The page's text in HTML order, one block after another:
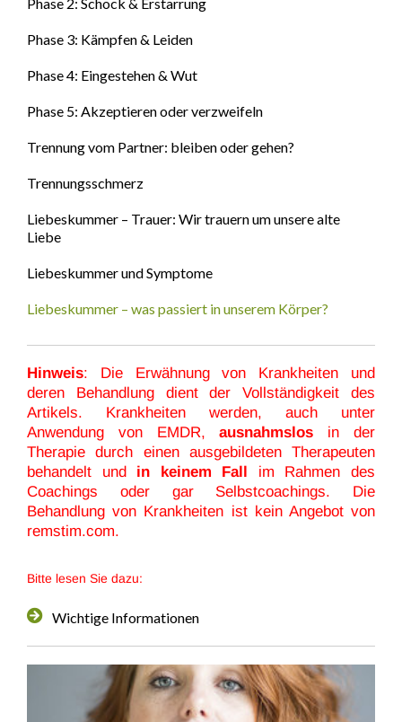
Phase 3: Kämpfen & Leiden
Phase 4: Eingestehen & Wut
Phase 5: Akzeptieren oder verzweifeln
Trennung vom Partner: bleiben oder gehen?
Trennungsschmerz
Liebeskummer – Trauer: Wir trauern um unsere alte
Liebe
Liebeskummer und Symptome
Liebeskummer – was passiert in unserem Körper?
Hinweis: Die Erwähnung von Krankheiten und
deren Behandlung dient der Vollständigkeit des
Artikels. Krankheiten werden, auch unter
Anwendung von EMDR,ausnahmslos in der
Therapie durch einen ausgebildeten Therapeuten
behandelt und in keinem Fall im Rahmen des
Coachings oder gar Selbstcoachings. Die
Behandlung von Krankheiten ist kein Angebot von
remstim.com.
Bitte lesen Sie dazu:
Wichtige Informationen